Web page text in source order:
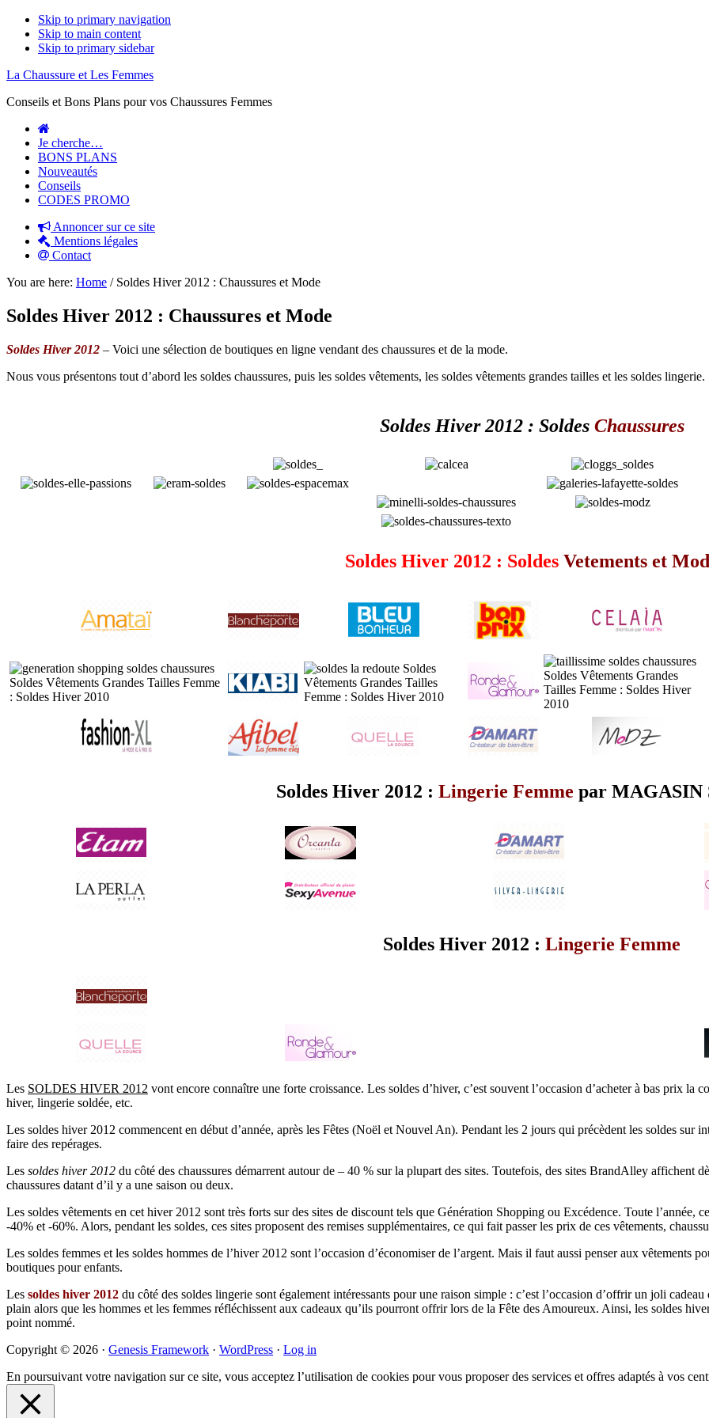
Skip to primary navigation
Skip to main content
Skip to primary sidebar
La Chaussure et Les Femmes
Conseils et Bons Plans pour vos Chaussures Femmes
Je cherche…
BONS PLANS
Nouveautés
Conseils
CODES PROMO
Annoncer sur ce site
Mentions légales
Contact
You are here: Home /Soldes Hiver 2012 : Chaussures et Mode
Soldes Hiver 2012 : Chaussures et Mode
Soldes Hiver 2012 – Voici une sélection de boutiques en ligne vendant des chaussures et de la mode.
Nous vous présentons tout d’abord les soldes chaussures, puis les soldes vêtements, les soldes vêtements grandes tailles et les soldes lingerie.
Soldes Hiver 2012 : Soldes Chaussures
Soldes Hiver 2012 : Soldes Vetements et
Soldes Hiver 2012 : Lingerie Femme par MAGASIN
Soldes Hiver 2012 : Lingerie Femme
Les SOLDES HIVER 2012 vont encore connaître une forte croissance. Les soldes d’hiver, c’est souvent l’occasion d’acheter à bas prix la
hiver, lingerie soldée, etc.
Les soldes hiver 2012 commencent en début d’année, après les Fêtes (Noël et Nouvel An). Pendant les 2 jours qui précèdent les soldes sur
faire des repérages.
Les soldes hiver 2012 du côté des chaussures démarrent autour de – 40 % sur la plupart des sites. Toutefois, des sites BrandAlley affichent
chaussures datant d’il y a une saison ou deux.
Les soldes vêtements en cet hiver 2012 sont très forts sur des sites de discount tels que Génération Shopping ou Excédence. Toute l’année,
-40% et -60%. Alors, pendant les soldes, ces sites proposent des remises supplémentaires, ce qui fait passer les prix de ces vêtements,
Les soldes femmes et les soldes hommes de l’hiver 2012 sont l’occasion d’économiser de l’argent. Mais il faut aussi penser aux vêtements
boutiques pour enfants.
Les soldes hiver 2012 du côté des soldes lingerie sont également intéressants pour une raison simple : c’est l’occasion d’offrir un joli
plain alors que les hommes et les femmes réfléchissent aux cadeaux qu’ils pourront offrir lors de la Fête des Amoureux. Ainsi, les soldes
point nommé.
Primary
Sidebar
Copyright © 2026 · Genesis Framework · WordPress · Log in
En poursuivant votre navigation sur ce site, vous acceptez l’utilisation de cookies pour vous proposer des services et offres adaptés à vos